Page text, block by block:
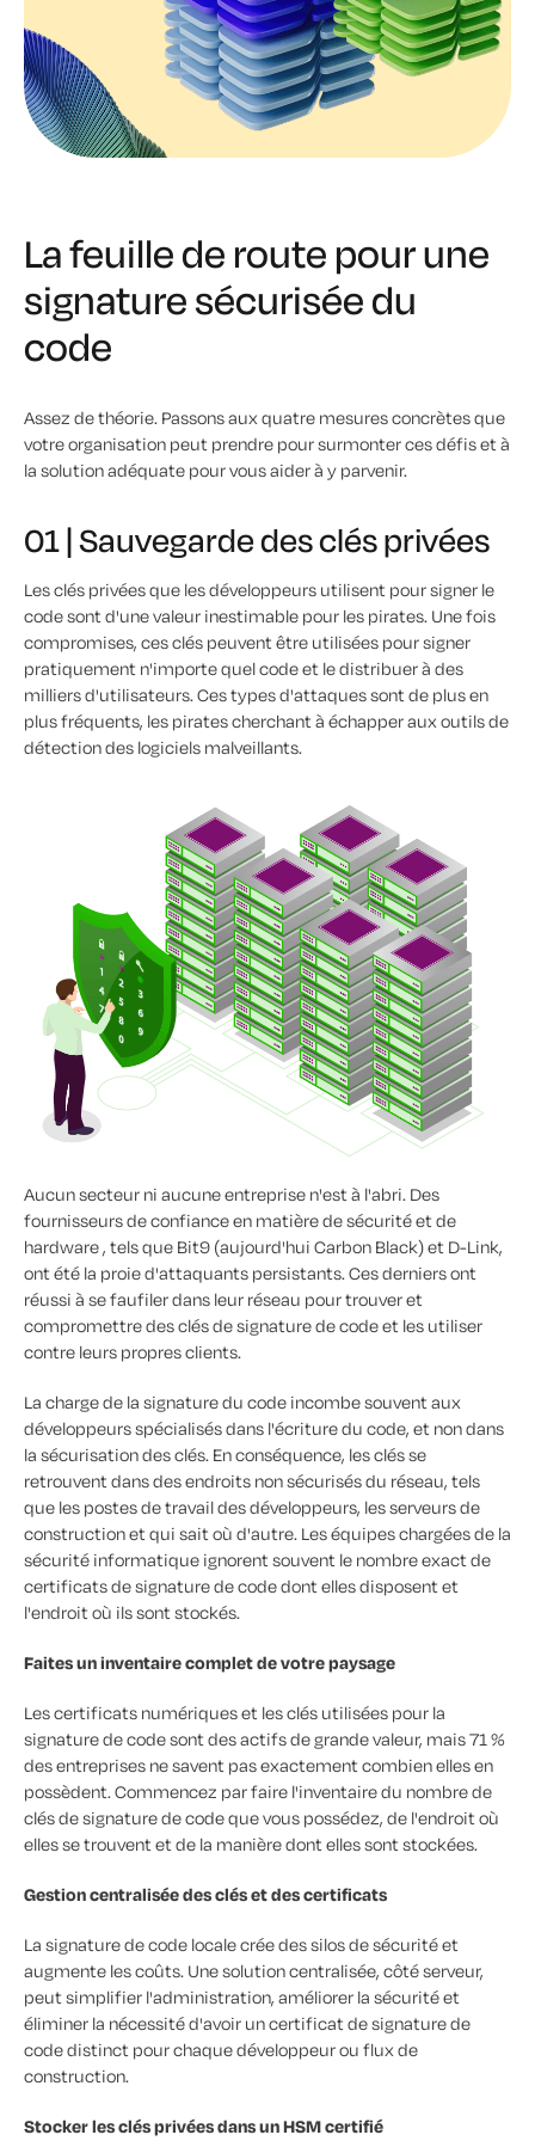
La feuille de route pour une
signature sécurisée du
code
Assez de théorie. Passons aux quatre mesures concrètes que
votre organisation peut prendre pour surmonter ces défis et à
la solution adéquate pour vous aider à y parvenir.
01 | Sauvegarde des clés privées
Les clés privées que les développeurs utilisent pour signer le
code sont d'une valeur inestimable pour les pirates. Une fois
compromises, ces clés peuvent être utilisées pour signer
pratiquement n'importe quel code et le distribuer à des
milliers d'utilisateurs. Ces types d'attaques sont de plus en
plus fréquents, les pirates cherchant à échapper aux outils de
détection des logiciels malveillants.
Aucun secteur ni aucune entreprise n'est à l'abri. Des
fournisseurs de confiance en matière de sécurité et de
hardware , tels que Bit9 (aujourd'hui Carbon Black) et D-Link,
ont été la proie d'attaquants persistants. Ces derniers ont
réussi à se faufiler dans leur réseau pour trouver et
compromettre des clés de signature de code et les utiliser
contre leurs propres clients.
La charge de la signature du code incombe souvent aux
développeurs spécialisés dans l'écriture du code, et non dans
la sécurisation des clés. En conséquence, les clés se
retrouvent dans des endroits non sécurisés du réseau, tels
que les postes de travail des développeurs, les serveurs de
construction et qui sait où d'autre. Les équipes chargées de la
sécurité informatique ignorent souvent le nombre exact de
certificats de signature de code dont elles disposent et
l'endroit où ils sont stockés.
Faites un inventaire complet de votre paysage
Les certificats numériques et les clés utilisées pour la
signature de code sont des actifs de grande valeur, mais 71 %
des entreprises ne savent pas exactement combien elles en
possèdent. Commencez par faire l'inventaire du nombre de
clés de signature de code que vous possédez, de l'endroit où
elles se trouvent et de la manière dont elles sont stockées.
Gestion centralisée des clés et des certificats
La signature de code locale crée des silos de sécurité et
augmente les coûts. Une solution centralisée, côté serveur,
peut simplifier l'administration, améliorer la sécurité et
éliminer la nécessité d'avoir un certificat de signature de
code distinct pour chaque développeur ou flux de
construction.
Stocker les clés privées dans un HSM certifié